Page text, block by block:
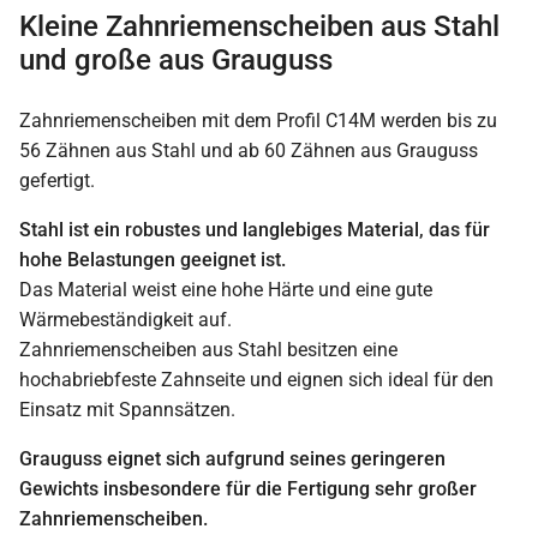
Kleine Zahnriemenscheiben aus Stahl
und große aus Grauguss
Zahnriemenscheiben mit dem Profil C14M werden bis zu
56 Zähnen aus Stahl und ab 60 Zähnen aus Grauguss
gefertigt.
Stahl ist ein robustes und langlebiges Material, das für
hohe Belastungen geeignet ist.
Das Material weist eine hohe Härte und eine gute
Wärmebeständigkeit auf.
Zahnriemenscheiben aus Stahl besitzen eine
hochabriebfeste Zahnseite und eignen sich ideal für den
Einsatz mit Spannsätzen.
Grauguss eignet sich aufgrund seines geringeren
Gewichts insbesondere für die Fertigung sehr großer
Zahnriemenscheiben.